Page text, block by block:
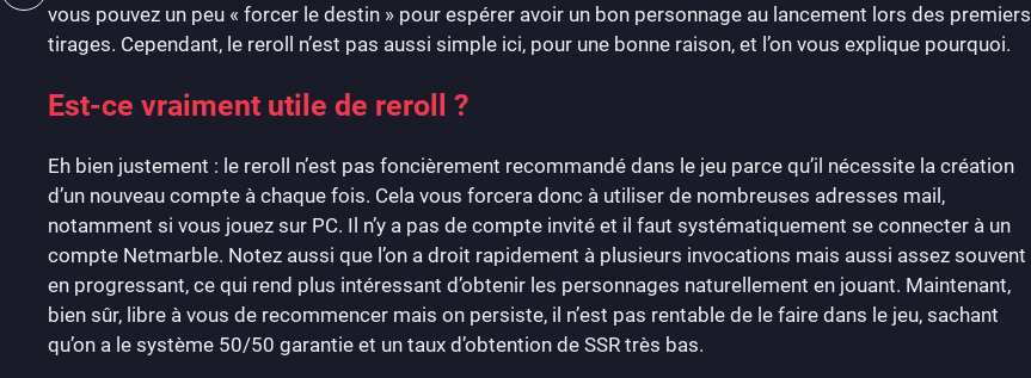
vous pouvez un peu « forcer le destin » pour espérer avoir un bon personnage au lancement lors des premiers
tirages. Cependant, le reroll n’est pas aussi simple ici, pour une bonne raison, et l’on vous explique pourquoi.
Est-ce vraiment utile de reroll ?
Eh bien justement : le reroll n’est pas foncièrement recommandé dans le jeu parce qu’il nécessite la création
d’un nouveau compte à chaque fois. Cela vous forcera donc à utiliser de nombreuses adresses mail,
notamment si vous jouez sur PC. Il n’y a pas de compte invité et il faut systématiquement se connecter à un
compte Netmarble. Notez aussi que l’on a droit rapidement à plusieurs invocations mais aussi assez souvent
en progressant, ce qui rend plus intéressant d’obtenir les personnages naturellement en jouant. Maintenant,
bien sûr, libre à vous de recommencer mais on persiste, il n’est pas rentable de le faire dans le jeu, sachant
qu’on a le système 50/50 garantie et un taux d’obtention de SSR très bas.